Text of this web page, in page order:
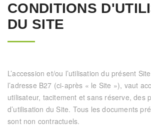
CONDITIONS
DU SITE
L’accession et/ou l’utilisation du présent
l’adresse B27 (ci-après « le Site »), vaut
utilisateur, tacitement et sans réserve, des
d’utilisation du Site. Tous les documents
sont non contractuels.